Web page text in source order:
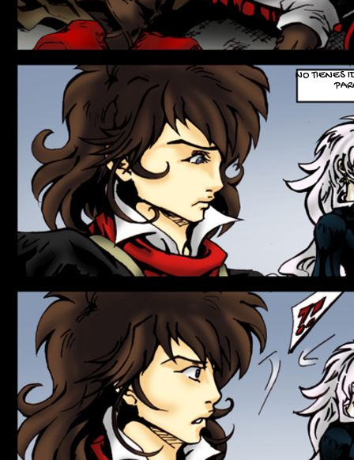
NO TIENES